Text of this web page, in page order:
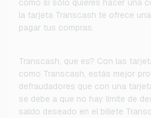
como si sólo quieres hacer una
la tarjeta Transcash te ofrece
pagar tus compras.
Transcash, que es? Con las
como Transcash, estás mejor
defraudadores que con una
se debe a que no hay límite de
saldo deseado en el billete